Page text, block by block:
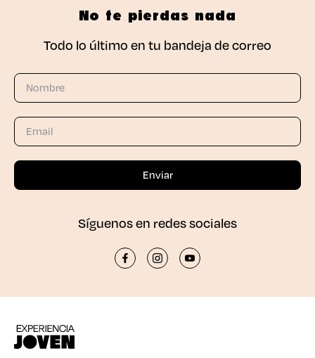
No te pierdas nada
Todo lo último en tu bandeja de correo
Síguenos en redes sociales